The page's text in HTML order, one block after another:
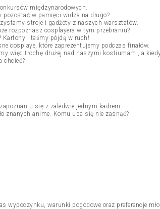
międzynarodowych.
w pamięci widza na długo?
stroje i gadżety z naszych warsztatów.
rozpoznasz cosplayera w tym przebraniu?
Kartony i taśmy pójdą w ruch!
cosplaye, które zaprezentujemy podczas finałów.
więc trochę dłużej nad naszymi kostiumami, a
chcieć?
się z zaledwie jednym kadrem.
znanych anime. Komu uda się nie zasnąć?
warunki pogodowe oraz preferencje